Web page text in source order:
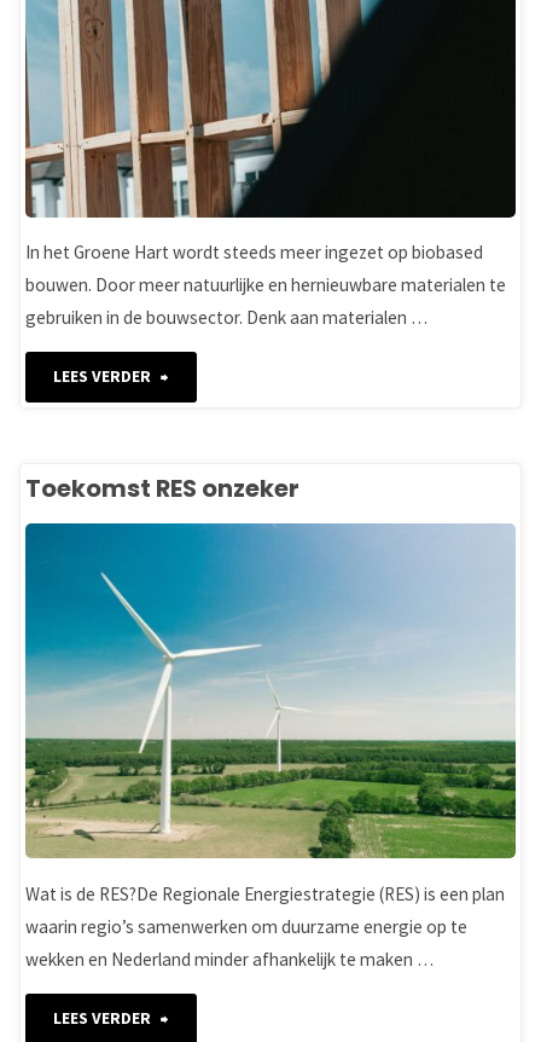
In het Groene Hart wordt steeds meer ingezet op biobased
bouwen. Door meer natuurlijke en hernieuwbare materialen te
gebruiken in de bouwsector. Denk aan materialen …
LEES VERDER
kiest
voor
materialen"
Toekomst RES onzeker
Wat is de RES?De Regionale Energiestrategie (RES) is een plan
waarin regio’s samenwerken om duurzame energie op te
wekken en Nederland minder afhankelijk te maken …
LEES VERDER